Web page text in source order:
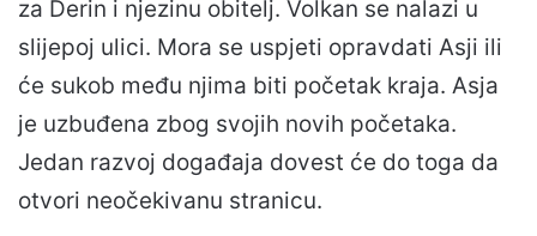
za Derin i njezinu obitelj. Volkan se nalazi u
slijepoj ulici. Mora se uspjeti opravdati Asji ili
će sukob među njima biti početak kraja. Asja
je uzbuđena zbog svojih novih početaka.
Jedan razvoj događaja dovest će do toga da
otvori neočekivanu stranicu.